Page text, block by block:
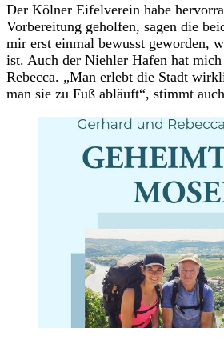
Der Kölner Eifelverein habe
Vorbereitung geholfen, sagen die
mir erst einmal bewusst geworden,
ist. Auch der Niehler Hafen hat
Rebecca. „Man erlebt die Stadt
man sie zu Fuß abläuft“, stimmt